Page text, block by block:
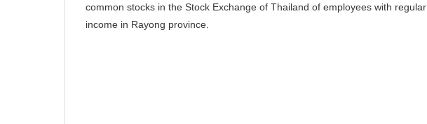
common stocks in the Stock Exchange of Thailand of employees with regular
income in Rayong province.